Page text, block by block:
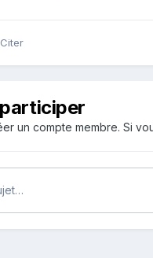
Citer
un compte membre. Si